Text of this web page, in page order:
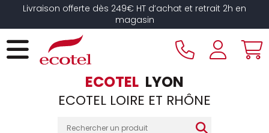
Livraison offerte dès 249€ HT d’achat et retrait 2h en
magasin
ECOTEL LYON
ECOTEL LOIRE ET RHÔNE
Panneau de gestion des cookies